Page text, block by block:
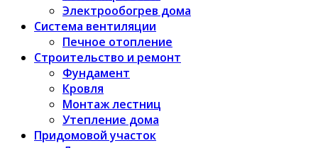
Электрообогрев дома
Система вентиляции
Печное отопление
Строительство и ремонт
Фундамент
Кровля
Монтаж лестниц
Утепление дома
Придомовой участок